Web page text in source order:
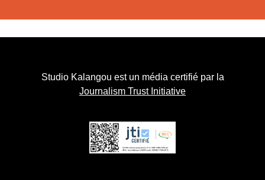
Studio Kalangou est un média certifié par la
Journalism Trust Initiative